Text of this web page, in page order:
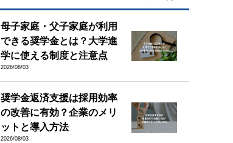
母子家庭・父子家庭が利用
できる奨学金とは？大学進
学に使える制度と注意点
2026/08/03
奨学金返済支援は採用効率
の改善に有効？企業のメリ
ットと導入方法
2026/08/03